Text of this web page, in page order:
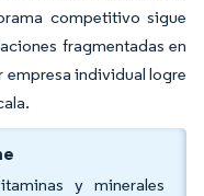
competitivo sigue
fragmentadas en
individual logre
y minerales